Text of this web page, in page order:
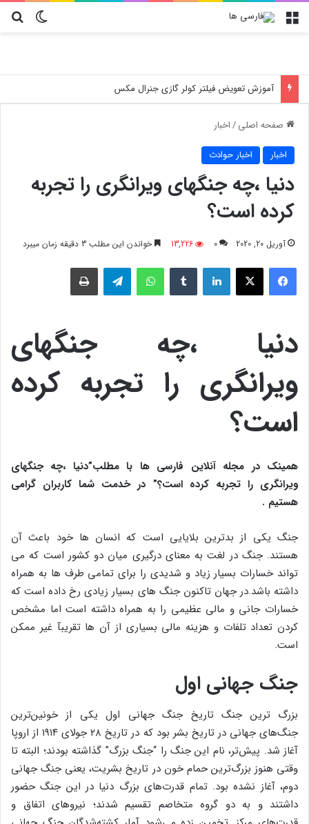
تغییر منو
آموزش تعویض فیلتر کولر گازی جنرال مکس
صفحه اصلی/اخبار
اخبار اخبار حوادث
دنیا ،چه جنگهای ویرانگری را تجربه
کرده است؟
آوریل 20, 2020 0
13,226 خواندن این مطلب 3 دقیقه زمان میبرد
فیسبوک لینکدین واتس آپ
دنیا ،چه جنگهای
ویرانگری را تجربه کرده
است؟
همینک در مجله آنلاین فارسی ها با مطلب”دنیا ،چه جنگهای
ویرانگری را تجربه کرده است؟” در خدمت شما کاربران گرامی
هستیم .
جنگ یکی از بدترین بلایایی است که انسان ها خود باعث آن
هستند. جنگ در لغت به معنای درگیری میان دو کشور است که می
تواند خسارات بسیار زیاد و شدیدی را برای تمامی طرف ها به همراه
داشته باشد.در جهان تاکنون جنگ های بسیار زیادی رخ داده است که
خسارات جانی و مالی عظیمی را به همراه داشته است اما مشخص
کردن تعداد تلفات و هزینه مالی بسیاری از آن ها تقریبآ غیر ممکن
است.
جنگ جهانی اول
بزرگ ترین جنگ تاریخ جنگ جهانی اول یکی از خونین‌ترین
جنگ‌های جهانی در تاریخ بشر بود که در تاریخ ۲۸ جولای ۱۹۱۴ از اروپا
آغاز شد. پیش‌تر، نام این جنگ را “‌جنگ بزرگ‌”‌ گذاشته بودند؛ البته تا
وقتی هنوز بزرگ‌ترین حمام خون در تاریخ بشریت، یعنی جنگ جهانی
دوم‌، آغاز نشده بود. تمام قدرت‌های بزرگ دنیا در این جنگ حضور
داشتند و به دو گروه متخاصم تقسیم شدند؛ نیروهای اتفاق و